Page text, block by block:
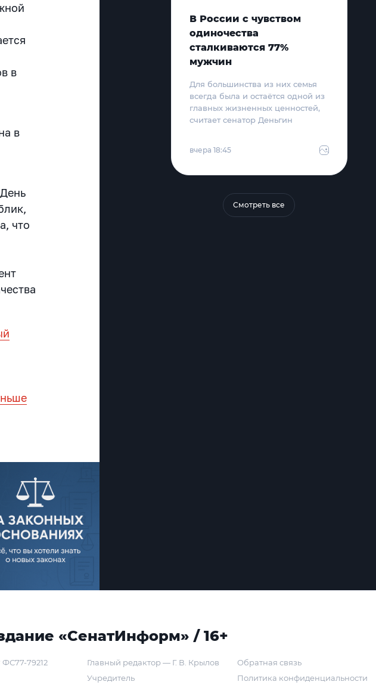
в
в
что
В России с чувством
одиночества
сталкиваются 77%
мужчин
Для большинства из них семья
всегда была и остаётся одной из
главных жизненных ценностей,
считает сенатор Деньгин
вчера 18:45
Смотреть все
«СенатИнформ» / 16+
79212
Главный редактор — Г. В. Крылов
Учредитель
Обратная связь
Политика конфиденциальности